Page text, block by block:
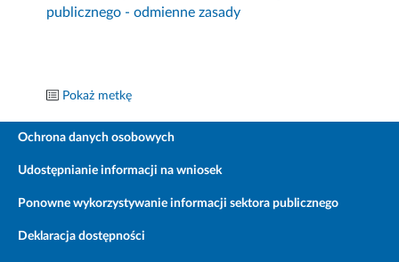
publicznego - odmienne zasady
Pokaż metkę
Ochrona danych osobowych
Udostępnianie informacji na wniosek
Ponowne wykorzystywanie informacji sektora publicznego
Deklaracja dostępności